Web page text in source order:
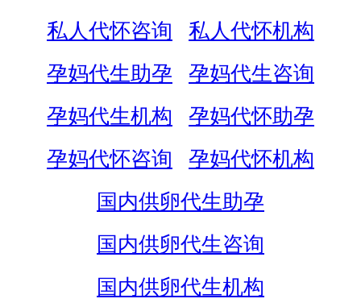
私人代怀咨询
私人代怀机构
孕妈代生助孕
孕妈代生咨询
孕妈代生机构
孕妈代怀助孕
孕妈代怀咨询
孕妈代怀机构
国内供卵代生助孕
国内供卵代生咨询
国内供卵代生机构